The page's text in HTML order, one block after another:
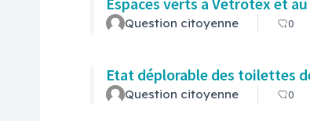
Question citoyenne 0
Etat déplorable des toilettes
Question citoyenne 0